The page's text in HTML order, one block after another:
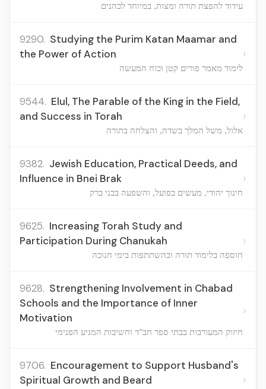
עידוד להפצת תורה ומצות, במיוחד לכהנים
9290. Studying the Purim Katan Maamar and
the Power of Action
לימוד מאמר פורים קטן וכוח המעשה
›
9544. Elul, The Parable of the King in the Field,
and Success in Torah
אלול, משל המלך בשדה, והצלחה בתורה
›
9382. Jewish Education, Practical Deeds, and
Influence in Bnei Brak
חינוך יהודי, מעשים בפועל, והשפעה בבני ברק
›
9625. Increasing Torah Study and
Participation During Chanukah
הוספה בלימוד תורה ובהשתתפות בימי חנוכה
›
9628. Strengthening Involvement in Chabad
Schools and the Importance of Inner
Motivation
חיזוק המעורבות בבתי ספר חב"ד וחשיבות המניע הפנימי
›
9706. Encouragement to Support Husband's
Spiritual Growth and Beard
›